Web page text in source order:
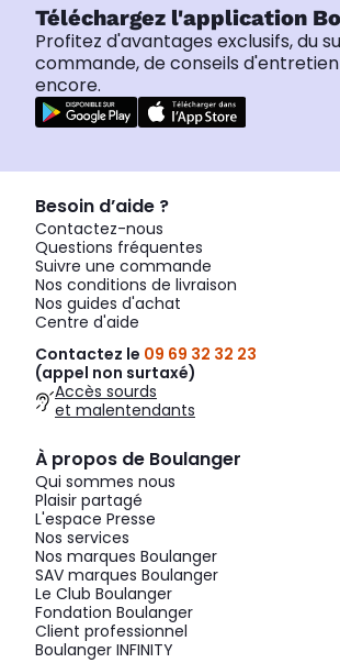
Téléchargez l'application
Profitez d'avantages exclusifs, du
commande, de conseils
encore.
Besoin d’aide ?
Contactez-nous
Questions fréquentes
Suivre une commande
Nos conditions de livraison
Nos guides d'achat
Centre d'aide
Contactez le 09 69 32 32 23
(appel non surtaxé)
Accès sourds
et malentendants
À propos de Boulanger
Qui sommes nous
Plaisir partagé
L'espace Presse
Nos services
Nos marques Boulanger
SAV marques Boulanger
Le Club Boulanger
Fondation Boulanger
Client professionnel
Boulanger INFINITY